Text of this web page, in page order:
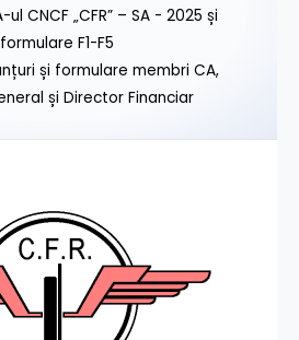
CNCF „CFR” – SA - 2025 și
formulare F1-F5
și formulare membri CA,
și Director Financiar